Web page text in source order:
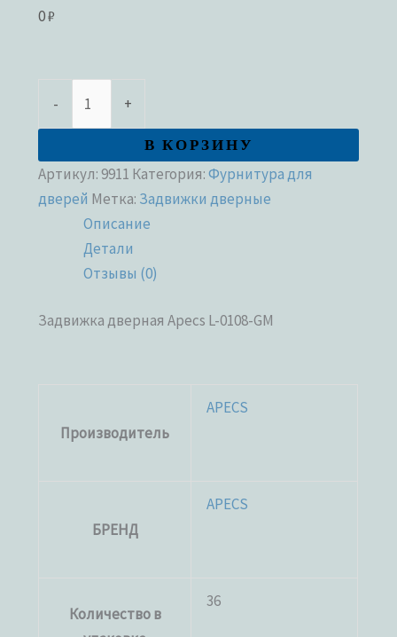
0₽
- +
В КОРЗИНУ
Артикул:9911 Категория:Фурнитура для
дверей Метка: Задвижки дверные
Описание
Детали
Отзывы (0)
Задвижка дверная Apecs L-0108-GM
Производитель
APECS
БРЕНД
APECS
Количество в
36